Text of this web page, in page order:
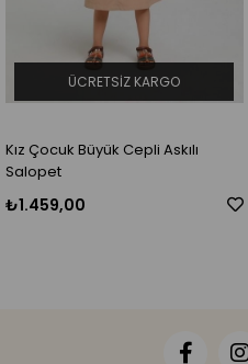
Kız Çocuk Büyük Cepli Askılı
Salopet
₺1.459,00
ÜCRETSIZ KARGO